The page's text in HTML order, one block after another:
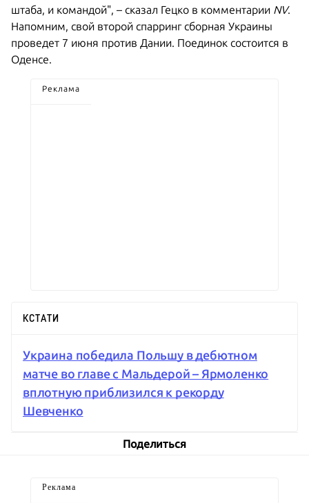
штаба, и командой", – сказал Гецко в комментарии NV.
Напомним, свой второй спарринг сборная Украины
проведет 7 июня против Дании. Поединок состоится в
Оденсе.
Реклама
КСТАТИ
Украина победила Польшу в дебютном
матче во главе с Мальдерой – Ярмоленко
вплотную приблизился к рекорду
Шевченко
Поделиться
Реклама